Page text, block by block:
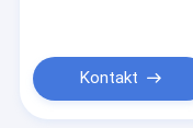
News
Kontakt